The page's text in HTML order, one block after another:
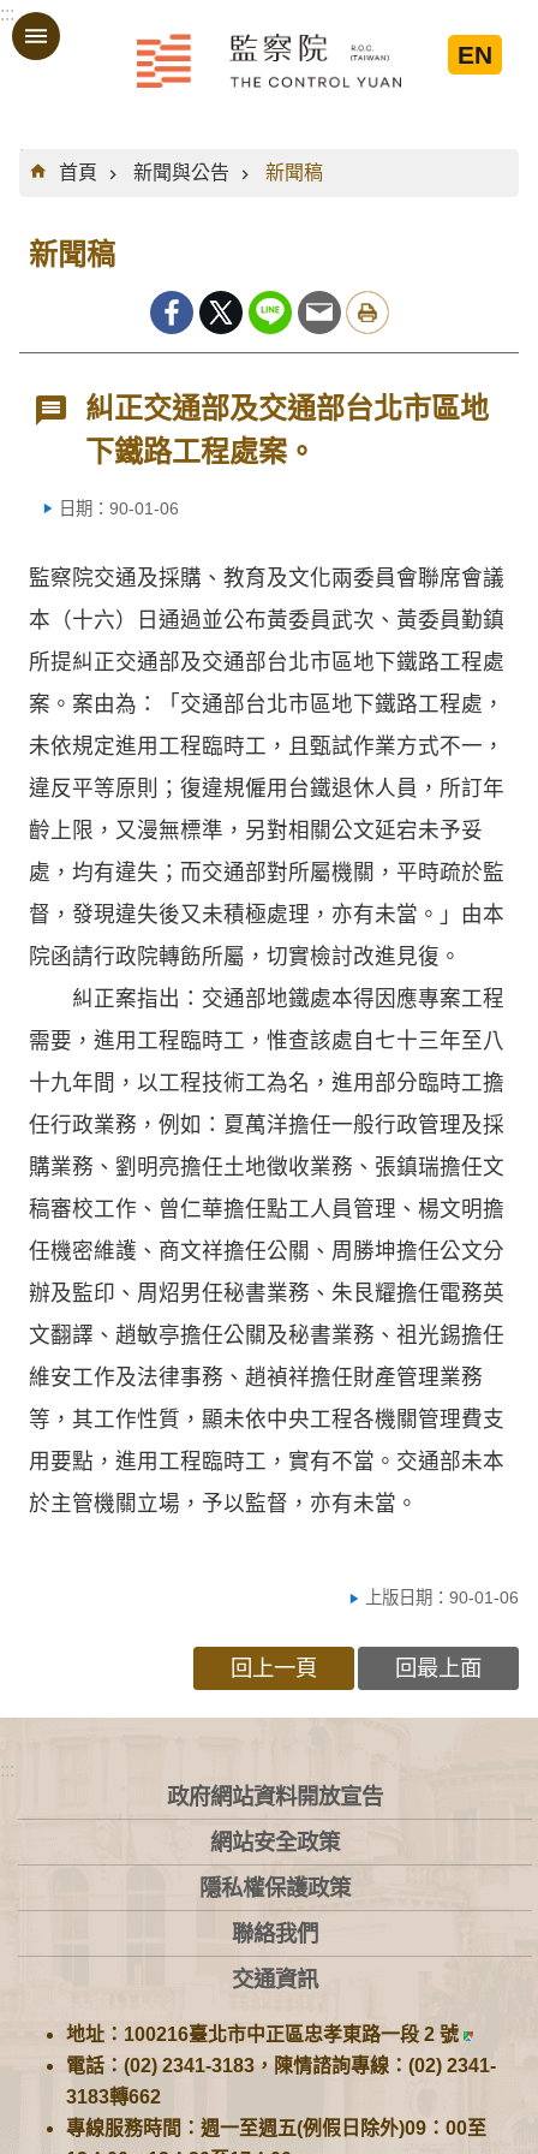
跳到主要內容區塊
:::
EN
:::
首頁
新聞與公告 新聞稿
新聞稿
糾正交通部及交通部台北市區地
下鐵路工程處案。
日期：90-01-06
監察院交通及採購、教育及文化兩委員會聯席會議
本（十六）日通過並公布黃委員武次、黃委員勤鎮
所提糾正交通部及交通部台北市區地下鐵路工程處
案。案由為：「交通部台北市區地下鐵路工程處，
未依規定進用工程臨時工，且甄試作業方式不一，
違反平等原則；復違規僱用台鐵退休人員，所訂年
齡上限，又漫無標準，另對相關公文延宕未予妥
處，均有違失；而交通部對所屬機關，平時疏於監
督，發現違失後又未積極處理，亦有未當。」由本
院函請行政院轉飭所屬，切實檢討改進見復。
糾正案指出：交通部地鐵處本得因應專案工程
需要，進用工程臨時工，惟查該處自七十三年至八
十九年間，以工程技術工為名，進用部分臨時工擔
任行政業務，例如：夏萬洋擔任一般行政管理及採
購業務、劉明亮擔任土地徵收業務、張鎮瑞擔任文
稿審校工作、曾仁華擔任點工人員管理、楊文明擔
任機密維護、商文祥擔任公關、周勝坤擔任公文分
辦及監印、周炤男任秘書業務、朱艮耀擔任電務英
文翻譯、趙敏亭擔任公關及秘書業務、祖光錫擔任
維安工作及法律事務、趙禎祥擔任財產管理業務
等，其工作性質，顯未依中央工程各機關管理費支
用要點，進用工程臨時工，實有不當。交通部未本
於主管機關立場，予以監督，亦有未當。
上版日期：90-01-06
回上一頁 回最上面
:::
政府網站資料開放宣告
網站安全政策
隱私權保護政策
聯絡我們
交通資訊
地址：100216臺北市中正區忠孝東路一段 2 號
電話：(02) 2341-3183，陳情諮詢專線：(02) 2341-
3183轉662
專線服務時間：週一至週五(例假日除外)09：00至